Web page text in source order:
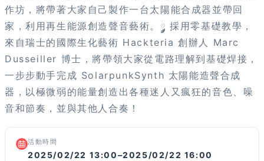
作坊，將帶著大家自己製作一台太陽能合成器並帶回
家，利用再生能源創造聲音藝術。༘༘༘ 採用零基礎教學，
來自瑞士的國際生化藝術 Hackteria 創辦人 Marc
Dusseiller 博士，將帶領大家從電路理解到基礎焊接，
一步步動手完成 SolarpunkSynth 太陽能造聲合成
器，以極微弱的能量創造出各種迷人又瘋狂的音色、噪
音和節奏，並與其他人合奏！
活動時間
2025/02/22 13:00–2025/02/22 16:00